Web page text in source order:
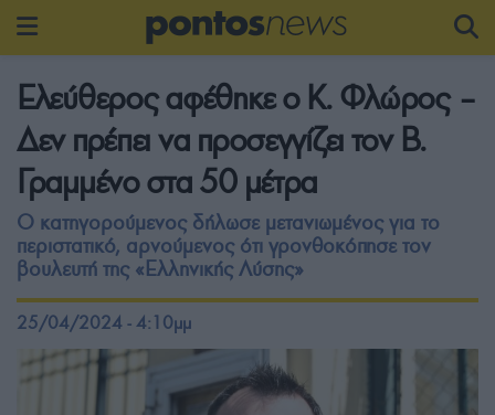
Ελεύθερος αφέθηκε ο Κ. Φλώρος –
Δεν πρέπει να προσεγγίζει τον Β.
Γραμμένο στα 50 μέτρα
Ο κατηγορούμενος δήλωσε μετανιωμένος για το
περιστατικό, αρνούμενος ότι γρονθοκόπησε τον
βουλευτή της «Ελληνικής Λύσης»
25/04/2024 - 4:10μμ